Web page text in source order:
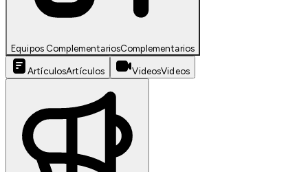
Equipos ComplementariosComplementarios
ArtículosArtículos VideosVideos